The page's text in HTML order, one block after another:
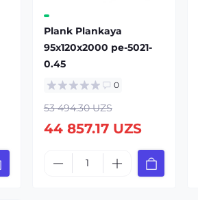
Plank Plankaya
95x120x2000 pe-5021-
0.45
0
53 494.30 UZS
44 857.17 UZS